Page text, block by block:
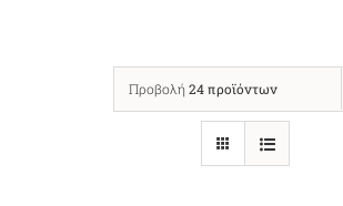
Προβολή 24 προϊόντων